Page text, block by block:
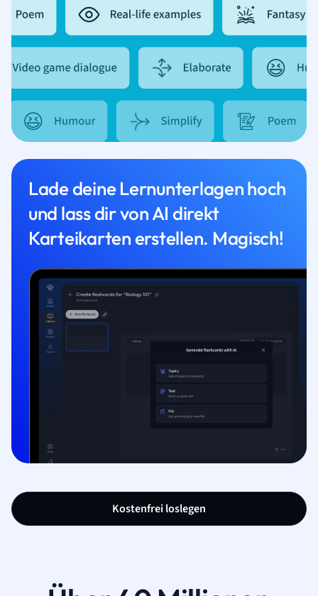
Lade deine Lernunterlagen hoch
und lass dir von AI direkt
Karteikarten erstellen. Magisch!
Kostenfrei loslegen